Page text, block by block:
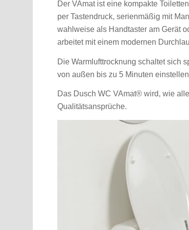
Der VAmat ist eine kompakte
per Tastendruck, serienmäßig mit
wahlweise als Handtaster am Gerät
arbeitet mit einem modernen
Die Warmlufttrocknung schaltet sich
von außen bis zu 5 Minuten
Das Dusch WC VAmat® wird, wie
Qualitätsansprüche.